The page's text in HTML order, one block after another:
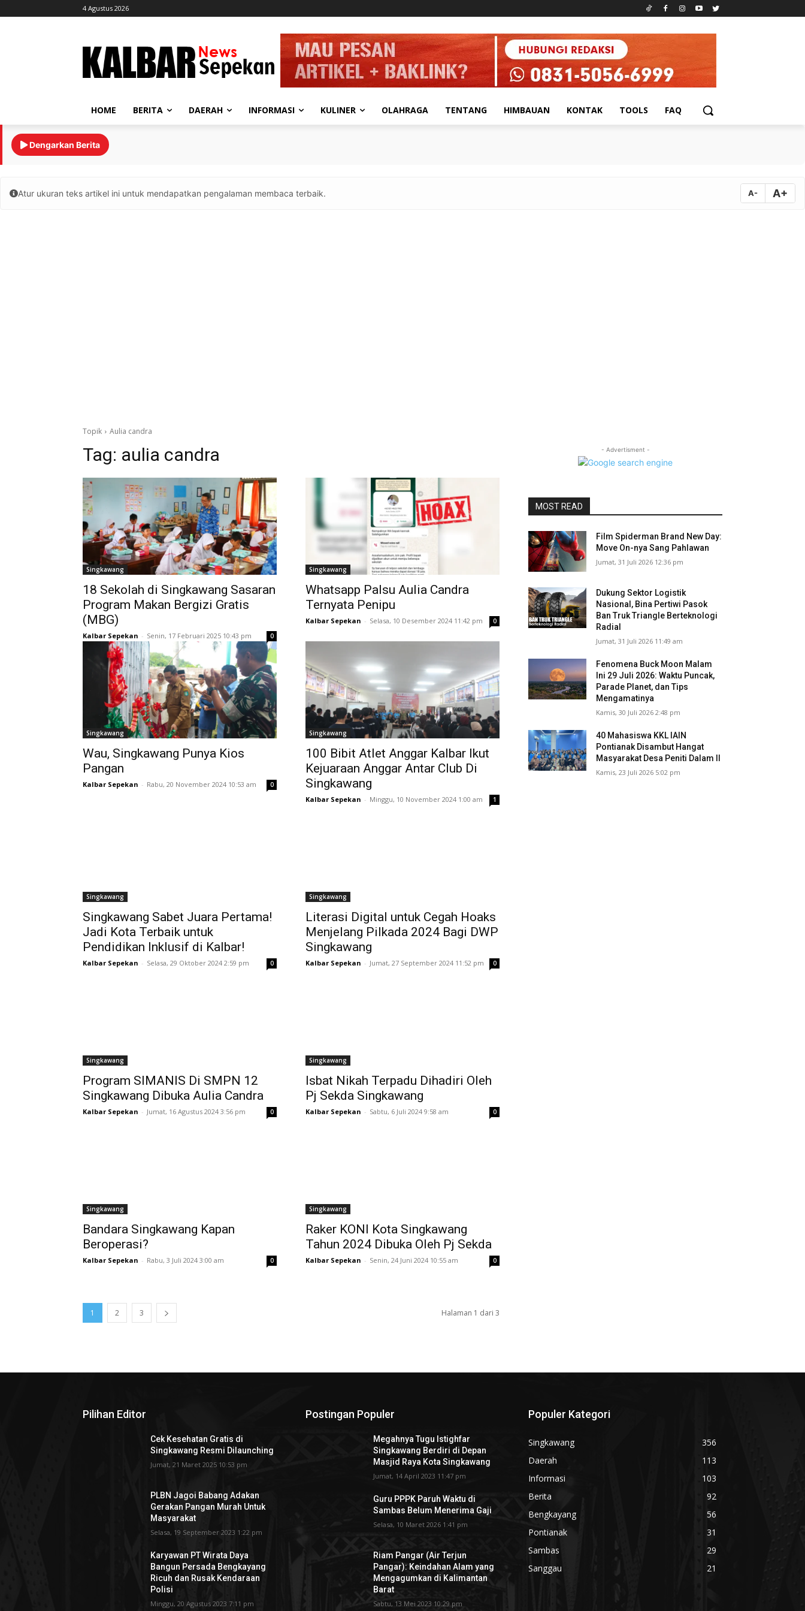
4 Agustus 2026
HOME BERITA DAERAH INFORMASI KULINER OLAHRAGA TENTANG HIMBAUAN KONTAK TOOLS FAQ
Dengarkan Berita
Atur ukuran teks artikel ini untuk mendapatkan pengalaman membaca terbaik. A- A+
Topik Aulia candra
Tag: aulia candra
Singkawang
18 Sekolah di Singkawang Sasaran
Program Makan Bergizi Gratis
(MBG)
Kalbar Sepekan - Senin, 17 Februari 2025 10:43 pm 0
Singkawang
Whatsapp Palsu Aulia Candra
Ternyata Penipu
Kalbar Sepekan - Selasa, 10 Desember 2024 11:42 pm 0
Singkawang
Wau, Singkawang Punya Kios
Pangan
Kalbar Sepekan - Rabu, 20 November 2024 10:53 am 0
Singkawang
100 Bibit Atlet Anggar Kalbar Ikut
Kejuaraan Anggar Antar Club Di
Singkawang
Kalbar Sepekan - Minggu, 10 November 2024 1:00 am 1
Singkawang
Singkawang Sabet Juara Pertama!
Jadi Kota Terbaik untuk
Pendidikan Inklusif di Kalbar!
Kalbar Sepekan - Selasa, 29 Oktober 2024 2:59 pm 0
Singkawang
Literasi Digital untuk Cegah Hoaks
Menjelang Pilkada 2024 Bagi DWP
Singkawang
Kalbar Sepekan - Jumat, 27 September 2024 11:52 pm 0
Singkawang
Program SIMANIS Di SMPN 12
Singkawang Dibuka Aulia Candra
Kalbar Sepekan - Jumat, 16 Agustus 2024 3:56 pm 0
Singkawang
Isbat Nikah Terpadu Dihadiri Oleh
Pj Sekda Singkawang
Kalbar Sepekan - Sabtu, 6 Juli 2024 9:58 am 0
Singkawang
Bandara Singkawang Kapan
Beroperasi?
Kalbar Sepekan - Rabu, 3 Juli 2024 3:00 am 0
Singkawang
Raker KONI Kota Singkawang
Tahun 2024 Dibuka Oleh Pj Sekda
Kalbar Sepekan - Senin, 24 Juni 2024 10:55 am 0
1 2 3 Halaman 1 dari 3
- Advertisment -
MOST READ
Film Spiderman Brand New Day:
Move On-nya Sang Pahlawan
Jumat, 31 Juli 2026 12:36 pm
Dukung Sektor Logistik
Nasional, Bina Pertiwi Pasok
Ban Truk Triangle Berteknologi
Radial
Jumat, 31 Juli 2026 11:49 am
Fenomena Buck Moon Malam
Ini 29 Juli 2026: Waktu Puncak,
Parade Planet, dan Tips
Mengamatinya
Kamis, 30 Juli 2026 2:48 pm
40 Mahasiswa KKL IAIN
Pontianak Disambut Hangat
Masyarakat Desa Peniti Dalam II
Kamis, 23 Juli 2026 5:02 pm
Pilihan Editor
Cek Kesehatan Gratis di
Singkawang Resmi Dilaunching
Jumat, 21 Maret 2025 10:53 pm
PLBN Jagoi Babang Adakan
Gerakan Pangan Murah Untuk
Masyarakat
Selasa, 19 September 2023 1:22 pm
Karyawan PT Wirata Daya
Bangun Persada Bengkayang
Ricuh dan Rusak Kendaraan
Polisi
Minggu, 20 Agustus 2023 7:11 pm
Postingan Populer
Megahnya Tugu Istighfar
Singkawang Berdiri di Depan
Masjid Raya Kota Singkawang
Jumat, 14 April 2023 11:47 pm
Guru PPPK Paruh Waktu di
Sambas Belum Menerima Gaji
Selasa, 10 Maret 2026 1:41 pm
Riam Pangar (Air Terjun
Pangar): Keindahan Alam yang
Mengagumkan di Kalimantan
Barat
Sabtu, 13 Mei 2023 10:29 pm
Populer Kategori
Singkawang
356
Daerah
113
Informasi
103
Berita
92
Bengkayang
56
Pontianak
31
Sambas
29
Sanggau
21